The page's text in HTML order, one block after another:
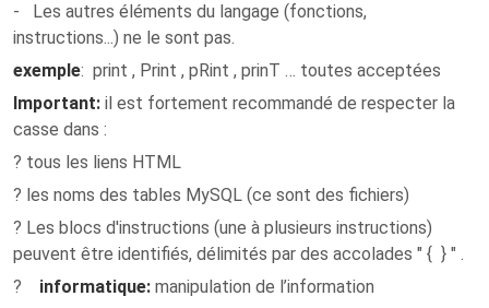
- Les autres éléments du langage (fonctions,
instructions...) ne le sont pas.
exemple: print , Print , pRint , prinT … toutes acceptées
Important: il est fortement recommandé de respecter la
casse dans :
? tous les liens HTML
? les noms des tables MySQL (ce sont des fichiers)
? Les blocs d'instructions (une à plusieurs instructions)
peuvent être identifiés, délimités par des accolades " { } " .
? informatique: manipulation de l’information